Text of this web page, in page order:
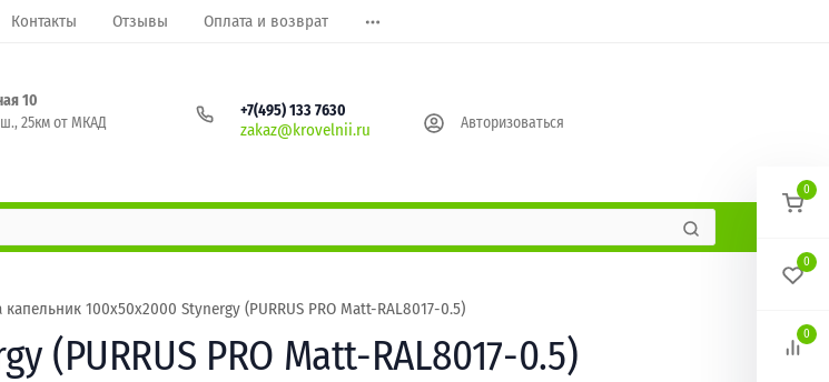
Контакты Отзывы Оплата и возврат
10
25км от МКАД
+7(495) 133 7630
zakaz@krovelnii.ru Авторизоваться
капельник 100х50х2000 Stynergy (PURRUS PRO Matt-RAL8017-0.5)
(PURRUS PRO Matt-RAL8017-0.5)
0
0
0